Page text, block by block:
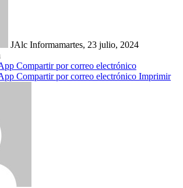
JAlc Informamartes, 23 julio, 2024
Compartir por correo electrónico
Compartir por correo electrónico Imprimir